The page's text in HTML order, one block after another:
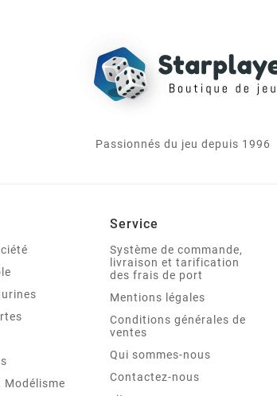
Passionnés du jeu depuis 1996
Modélisme
Service
Système de commande,
livraison et tarification
des frais de port
Mentions légales
Conditions générales de
ventes
Qui sommes-nous
Contactez-nous